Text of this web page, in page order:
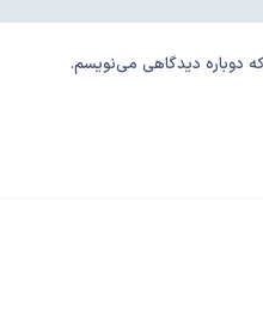
دوباره دیدگاهی می‌نویسم.